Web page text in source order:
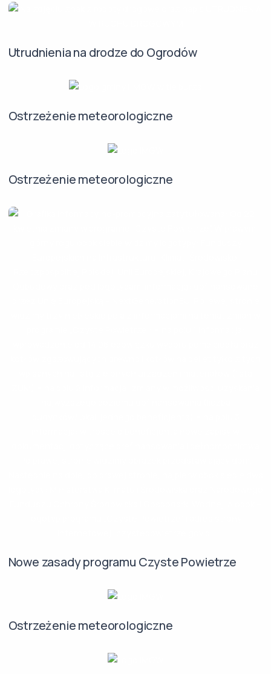
Utrudnienia na drodze do Ogrodów
Ostrzeżenie meteorologiczne
Ostrzeżenie meteorologiczne
Nowe zasady programu Czyste Powietrze
Ostrzeżenie meteorologiczne